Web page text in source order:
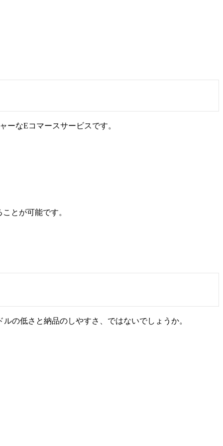
ーなEコマースサービスです。
とが可能です。
の低さと納品のしやすさ、ではないでしょうか。